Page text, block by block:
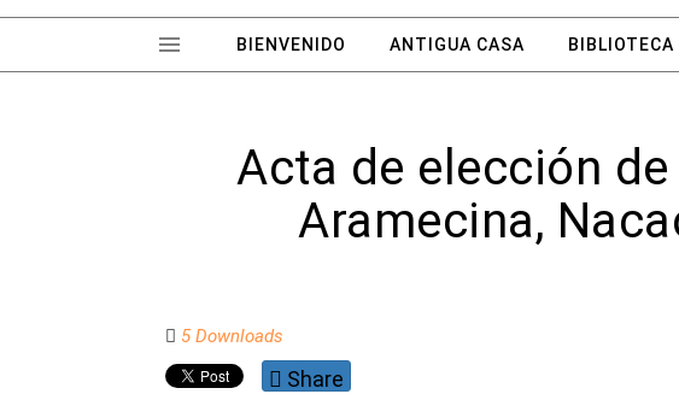
BIENVENIDO ANTIGUA CASA BIBLIOTECA
Acta de elección
Aramecina,
5 Downloads
Share